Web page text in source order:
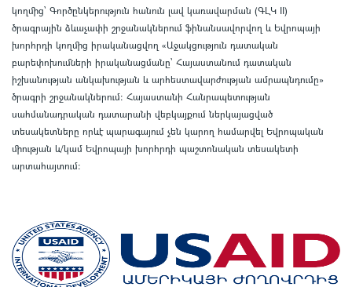
կողմից՝ Գործընկերություն հանուն լավ կառավարման (ԳԼԿ II)
ծրագրային ձևաչափի շրջանակներում ֆինանսավորվող և Եվրոպայի
խորհրդի կողմից իրականացվող «Աջակցություն դատական
բարեփոխումների իրականացմանը` Հայաստանում դատական
իշխանության անկախության և արհեստավարժության ամրապնդումը»
ծրագրի շրջանակներում: Հայաստանի Հանրապետության
սահմանադրական դատարանի վեբկայքում ներկայացված
տեսակետները որևէ պարագայում չեն կարող համարվել Եվրոպական
միության և/կամ Եվրոպայի խորհրդի պաշտոնական տեսակետի
արտահայտում: